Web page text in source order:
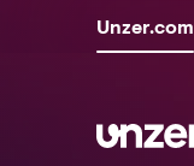
Unzer.com